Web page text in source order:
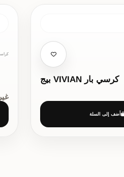
كرسي بار VIVIAN بيج
أضف إلى السلة